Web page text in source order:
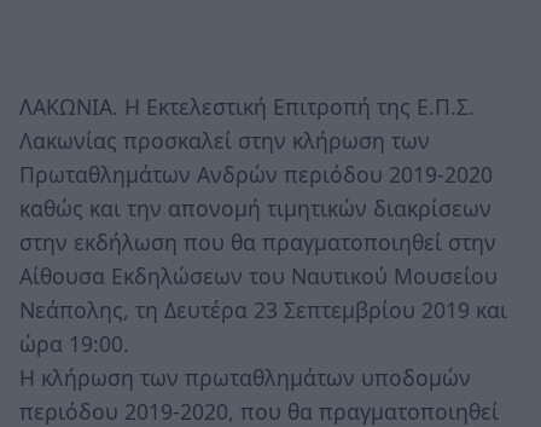
ΛΑΚΩΝΙΑ. Η Εκτελεστική Επιτροπή της Ε.Π.Σ.
Λακωνίας προσκαλεί στην κλήρωση των
Πρωταθλημάτων Ανδρών περιόδου 2019-2020
καθώς και την απονομή τιμητικών διακρίσεων
στην εκδήλωση που θα πραγματοποιηθεί στην
Αίθουσα Εκδηλώσεων του Ναυτικού Μουσείου
Νεάπολης, τη Δευτέρα 23 Σεπτεμβρίου 2019 και
ώρα 19:00.
Η κλήρωση των πρωταθλημάτων υποδομών
περιόδου 2019-2020, που θα πραγματοποιηθεί